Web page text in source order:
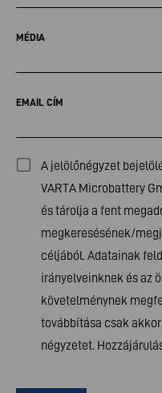
MÉDIA
EMAIL CÍM
A jelölőnégyzet
VARTA Microbattery
és tárolja a fent
megkeresésének/
céljából. Adatainak
irányelveinknek és az
követelménynek
továbbítása csak
négyzetet.